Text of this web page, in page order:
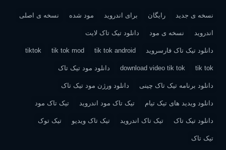
نسخه ی جدید رایگان برای اندروید مود شده نسخه ی اصلی
اندروید نسخه ی مود دانلود تیک تاک لایت
دانلود تیک تاک فارسروید tik tok android
tik tok mod
tiktok
tik tok
download video tik tok دانلود مود تیک تاک
دانلود برنامه تیک تاک چینی دانلود ورژن مود تیک تاک
دانلود ویدید های تیک تیام تیک تاک مود اندروید تیک تاک مود
دانلود تیک تاک تیک تاک اندروید تیک تاک ویدیو تیک توک
تیک تاک